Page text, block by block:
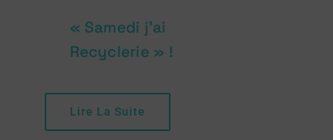
« Samedi j’ai
Recyclerie » !
Lire La Suite